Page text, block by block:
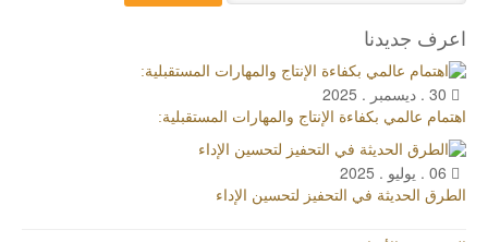
اعرف جديدنا
اهتمام عالمي بكفاءة الإنتاج والمهارات المستقبلية:
الطرق الحديثة في التحفيز لتحسين الإداء